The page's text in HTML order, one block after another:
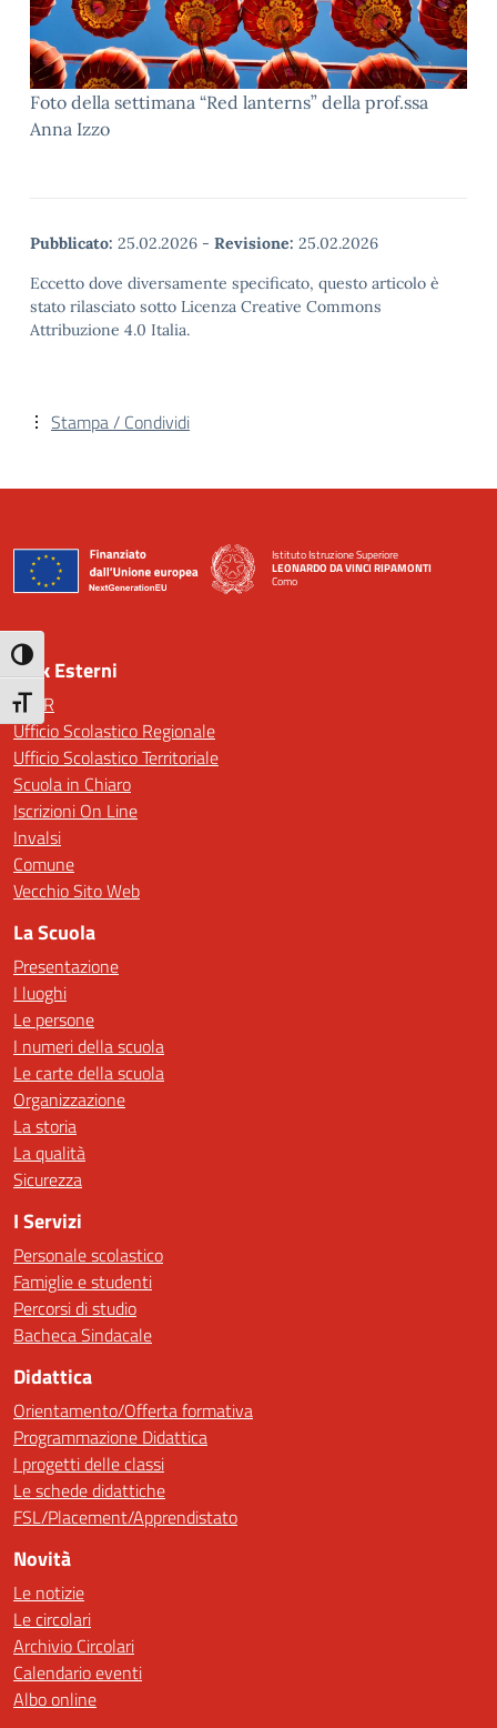
Attiva/disattiva alto contrasto
Attiva/disattiva dimensione testo
Foto della settimana “Red lanterns” della prof.ssa
Anna Izzo
Pubblicato: 25.02.2026 - Revisione: 25.02.2026
Eccetto dove diversamente specificato, questo articolo è
stato rilasciato sotto Licenza Creative Commons
Attribuzione 4.0 Italia.
Stampa / Condividi
Istituto Istruzione Superiore
LEONARDO DA VINCI RIPAMONTI
Como
Link Esterni
MIUR
Ufficio Scolastico Regionale
Ufficio Scolastico Territoriale
Scuola in Chiaro
Iscrizioni On Line
Invalsi
Comune
Vecchio Sito Web
La Scuola
Presentazione
I luoghi
Le persone
I numeri della scuola
Le carte della scuola
Organizzazione
La storia
La qualità
Sicurezza
I Servizi
Personale scolastico
Famiglie e studenti
Percorsi di studio
Bacheca Sindacale
Didattica
Orientamento/Offerta formativa
Programmazione Didattica
I progetti delle classi
Le schede didattiche
FSL/Placement/Apprendistato
Novità
Le notizie
Le circolari
Archivio Circolari
Calendario eventi
Albo online